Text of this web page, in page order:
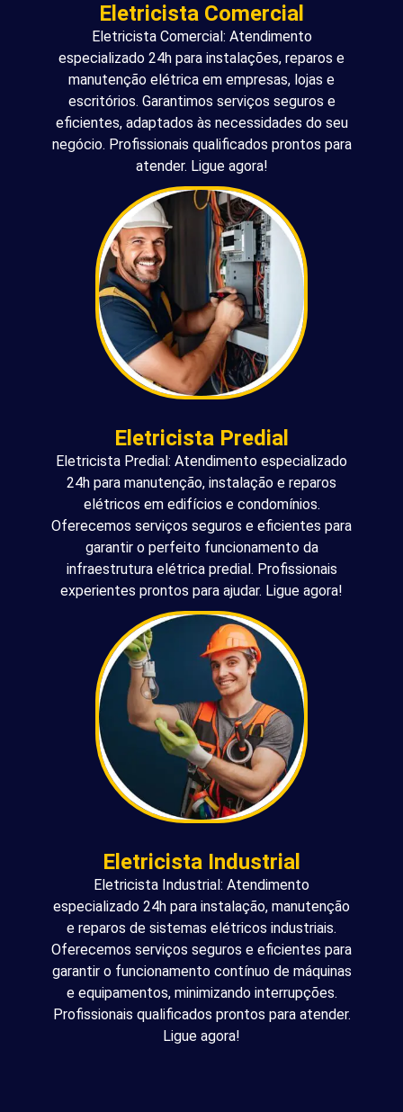
Eletricista Comercial
Eletricista Comercial: Atendimento
especializado 24h para instalações, reparos e
manutenção elétrica em empresas, lojas e
escritórios. Garantimos serviços seguros e
eficientes, adaptados às necessidades do seu
negócio. Profissionais qualificados prontos para
atender. Ligue agora!
Eletricista Predial
Eletricista Predial: Atendimento especializado
24h para manutenção, instalação e reparos
elétricos em edifícios e condomínios.
Oferecemos serviços seguros e eficientes para
garantir o perfeito funcionamento da
infraestrutura elétrica predial. Profissionais
experientes prontos para ajudar. Ligue agora!
Eletricista Industrial
Eletricista Industrial: Atendimento
especializado 24h para instalação, manutenção
e reparos de sistemas elétricos industriais.
Oferecemos serviços seguros e eficientes para
garantir o funcionamento contínuo de máquinas
e equipamentos, minimizando interrupções.
Profissionais qualificados prontos para atender.
Ligue agora!